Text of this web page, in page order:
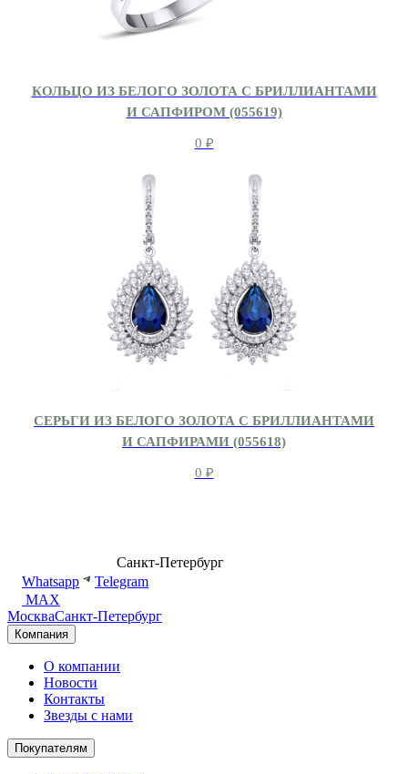
КОЛЬЦО ИЗ БЕЛОГО ЗОЛОТА С БРИЛЛИАНТАМИ
И САПФИРОМ (055619)
0 ₽
СЕРЬГИ ИЗ БЕЛОГО ЗОЛОТА С БРИЛЛИАНТАМИ
И САПФИРАМИ (055618)
0 ₽
Санкт-Петербург
Whatsapp
Telegram
MAX
МоскваСанкт-Петербург
Компания
О компании
Новости
Контакты
Звезды с нами
Покупателям